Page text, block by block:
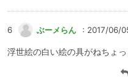
6 ぶーメらん : 2017/06/
浮世絵の白い絵の具がねちょ